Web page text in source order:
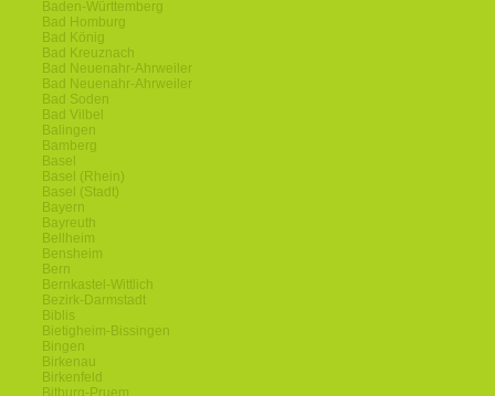
Baden-Württemberg
Bad Homburg
Bad König
Bad Kreuznach
Bad Neuenahr-Ahrweiler
Bad Neuenahr-Ahrweiler
Bad Soden
Bad Vilbel
Balingen
Bamberg
Basel
Basel (Rhein)
Basel (Stadt)
Bayern
Bayreuth
Bellheim
Bensheim
Bern
Bernkastel-Wittlich
Bezirk-Darmstadt
Biblis
Bietigheim-Bissingen
Bingen
Birkenau
Birkenfeld
Bitburg-Pruem